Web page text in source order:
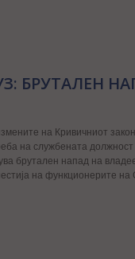
БРУТАЛЕН
на Кривичниот
на службената должност
брутален напад на
на функционерите